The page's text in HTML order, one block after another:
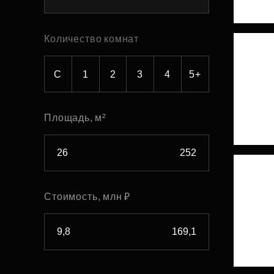
Рефинансирование
Количество комнат
С 1 2 3 4 5+
Площадь, м²
Стоимость, млн ₽